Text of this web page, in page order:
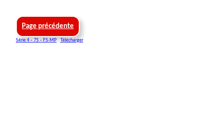
Page précédente
Série 4 – 75 – FS-MP Télécharger